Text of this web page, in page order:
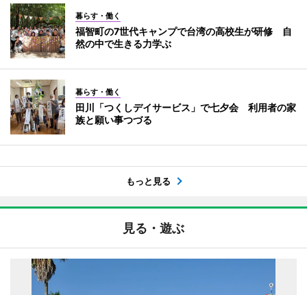
暮らす・働く
福智町の7世代キャンプで台湾の高校生が研修 自
然の中で生きる力学ぶ
暮らす・働く
田川「つくしデイサービス」で七夕会 利用者の家
族と願い事つづる
もっと見る
見る・遊ぶ